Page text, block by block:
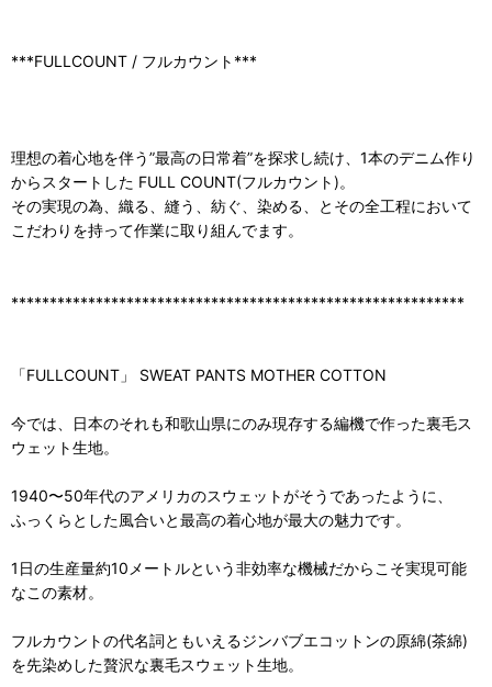
***FULLCOUNT / フルカウント***
理想の着心地を伴う”最高の日常着”を探求し続け、1本のデニム作り
からスタートした FULL COUNT(フルカウント)。
その実現の為、織る、縫う、紡ぐ、染める、とその全工程において
こだわりを持って作業に取り組んでます。
***********************************************************
「FULLCOUNT」 SWEAT PANTS MOTHER COTTON
今では、日本のそれも和歌山県にのみ現存する編機で作った裏毛ス
ウェット生地。
1940〜50年代のアメリカのスウェットがそうであったように、
ふっくらとした風合いと最高の着心地が最大の魅力です。
1日の生産量約10メートルという非効率な機械だからこそ実現可能
なこの素材。
フルカウントの代名詞ともいえるジンバブエコットンの原綿(茶綿)
を先染めした贅沢な裏毛スウェット生地。